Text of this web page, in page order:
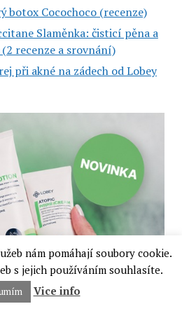
botox Cocochoco (recenze)
Slaměnka: čisticí pěna a
recenze a srovnání)
při akné na zádech od Lobey
nám pomáhají soubory cookie.
s jejich používáním souhlasíte.
Vice info